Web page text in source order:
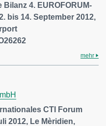
Bilanz 4. EUROFORUM-
bis 14. September 2012,
mehr
CTI Forum
2012, Le Mèridien,